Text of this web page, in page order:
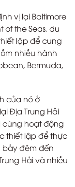
vị lại Baltimore
of the Seas, du
lập để cung
nhiều hành
Bermuda,
của nó ở
Địa Trung Hải
cùng hoạt động
thiết lập để thực
bảy đêm đến
Hải và nhiều